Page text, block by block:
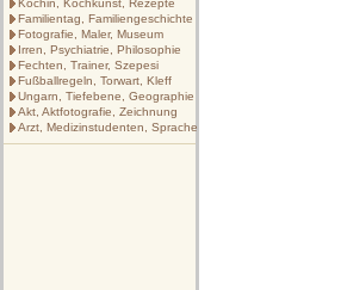
Köchin, Kochkunst, Rezepte
Familientag, Familiengeschichte
Fotografie, Maler, Museum
Irren, Psychiatrie, Philosophie
Fechten, Trainer, Szepesi
Fußballregeln, Torwart, Kleff
Ungarn, Tiefebene, Geographie
Akt, Aktfotografie, Zeichnung
Arzt, Medizinstudenten, Sprache